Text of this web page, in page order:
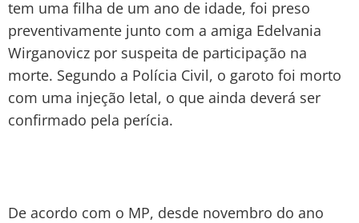
tem uma filha de um ano de idade, foi preso
preventivamente junto com a amiga Edelvania
Wirganovicz por suspeita de participação na
morte. Segundo a Polícia Civil, o garoto foi morto
com uma injeção letal, o que ainda deverá ser
confirmado pela perícia.
De acordo com o MP, desde novembro do ano